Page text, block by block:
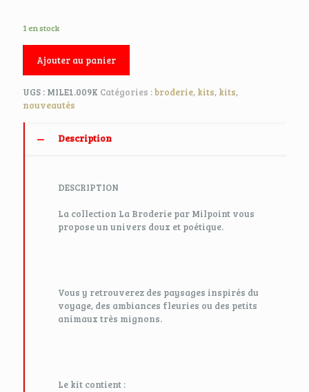
1 en stock
Ajouter au panier
UGS : MILE1.009K Catégories :broderie, kits, kits,
nouveautés
Description
DESCRIPTION
La collection La Broderie par Milpoint vous
propose un univers doux et poétique.
Vous y retrouverez des paysages inspirés du
voyage, des ambiances fleuries ou des petits
animaux très mignons.
Le kit contient :